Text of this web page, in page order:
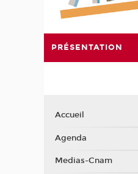
PRÉSENTATION
Accueil
Agenda
Medias-Cnam